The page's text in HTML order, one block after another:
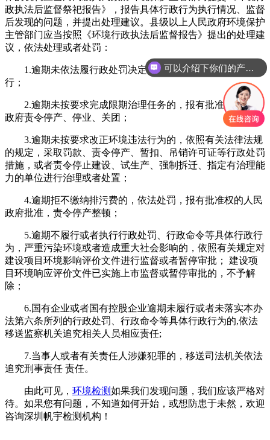
政执法后监督祭祀报告》，报告具体行政行为执行情况、监督
后发现的问题，并提出处理建议。县级以上人民政府环境保护
主管部门应当按照《环境行政执法后监督报告》提出的处理建
议，依法处理或者处罚：
1.逾期未依法履行政处罚决定的，申请人民法院强制执
行；
2.逾期未按要求完成限期治理任务的，报有批准权的人民
政府责令停产、停业、关团；
3.逾期未按要求改正环境违法行为的，依照有关法律法规
的规定，采取罚款、责令停产、暂扣、吊销许可证等行政处罚
措施，或者责令停止建设、试生产、强制拆迁、指定有治理能
力的单位进行治理或者处置；
4.逾期拒不缴纳排污费的，依法处罚，报有批准权的人民
政府批准，责令停产整顿；
5.逾期不履行或者执行行政处罚、行政命令等具体行政行
为，严重污染环境或者造成重大社会影响的，依照有关规定对
建设项目环境影响评价文件进行监督或者暂停审批； 建设项
目环境响应评价文件已实施上市监督或暂停审批的，不予解
除；
6.国有企业或者国有控股企业逾期未履行或者未落实本办
法第六条所列的行政处罚、行政命令等具体行政行为的,依法
移送监察机关追究相关人员相应责任;
7.当事人或者有关责任人涉嫌犯罪的，移送司法机关依法
追究刑事责任 责任。
由此可见， 环境检测如果我们发现问题，我们应该严格对
待。如果您有问题，不知道如何开始，或想防患于未然，欢迎
咨询深圳帆宇检测机构！
可以介绍下你们的产品么